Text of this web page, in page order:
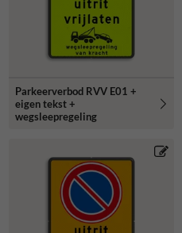
Parkeerverbod RVV E01 +
eigen tekst +
wegsleepregeling